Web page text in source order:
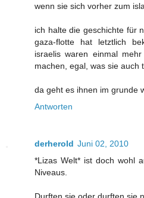
wenn sie sich vorher zum
ich halte die geschichte für
gaza-flotte hat letztlich
israelis waren einmal
machen, egal, was sie auch
da geht es ihnen im grunde
Antworten
derherold Juni 02, 2010
*Lizas Welt* ist doch wohl
Niveaus.
Durften sie oder durften sie